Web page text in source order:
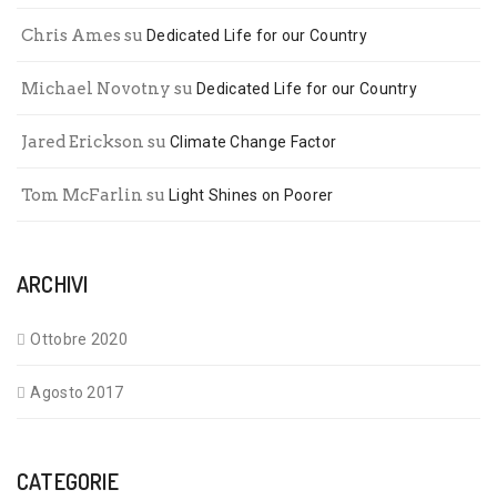
Chris Ames su Dedicated Life for our Country
Michael Novotny su Dedicated Life for our Country
Jared Erickson su Climate Change Factor
Tom McFarlin su Light Shines on Poorer
ARCHIVI
Ottobre 2020
Agosto 2017
CATEGORIE